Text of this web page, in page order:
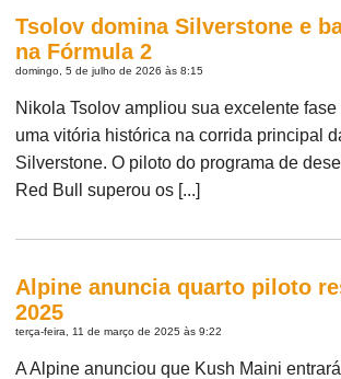
Tsolov domina Silverstone e
na Fórmula 2
domingo, 5 de julho de 2026 às 8:15
Nikola Tsolov ampliou sua excelente
uma vitória histórica na corrida principal
Silverstone. O piloto do programa de
Red Bull superou os [...]
Alpine anuncia quarto piloto
2025
terça-feira, 11 de março de 2025 às 9:22
A Alpine anunciou que Kush Maini